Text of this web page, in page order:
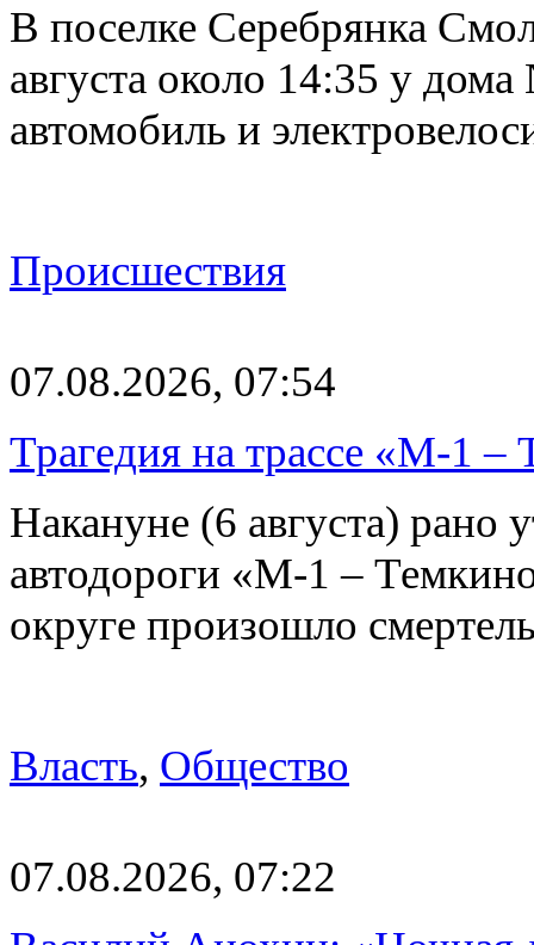
В поселке Серебрянка
августа около 14:35 у
автомобиль и
Происшествия
07.08.2026, 07:54
Трагедия на трассе «М-1 –
Накануне (6 августа) рано
автодороги «М-1 –
округе произошло
Власть, Общество
07.08.2026, 07:22